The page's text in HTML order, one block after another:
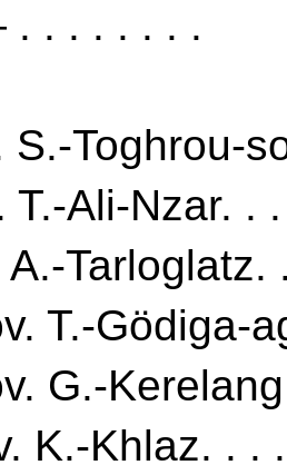
. . . . . . .
S.-Toghrou-
T.-Ali-Nzar. .
A.-Tarloglatz.
T.-Gödiga-
G.-
K.-Khlaz. . .